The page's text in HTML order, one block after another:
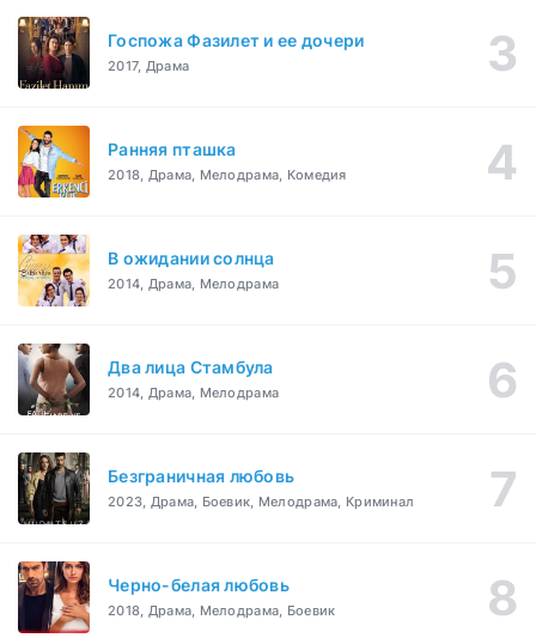
Госпожа Фазилет и ее дочери
2017, Драма
Ранняя пташка
2018, Драма, Мелодрама, Комедия
В ожидании солнца
2014, Драма, Мелодрама
Два лица Стамбула
2014, Драма, Мелодрама
Безграничная любовь
2023, Драма, Боевик, Мелодрама, Криминал
Черно-белая любовь
2018, Драма, Мелодрама, Боевик